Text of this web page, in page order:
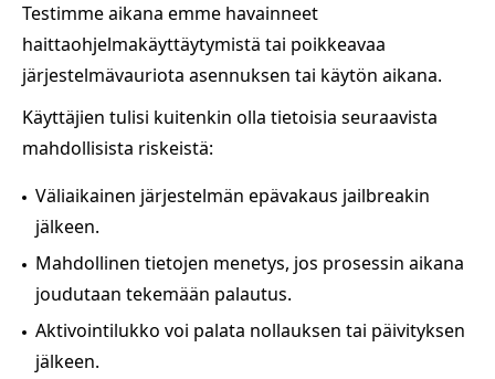
Testimme aikana emme havainneet
haittaohjelmakäyttäytymistä tai poikkeavaa
järjestelmävauriota asennuksen tai käytön aikana.
Käyttäjien tulisi kuitenkin olla tietoisia seuraavista
mahdollisista riskeistä:
Väliaikainen järjestelmän epävakaus jailbreakin
jälkeen.
Mahdollinen tietojen menetys, jos prosessin aikana
joudutaan tekemään palautus.
Aktivointilukko voi palata nollauksen tai päivityksen
jälkeen.